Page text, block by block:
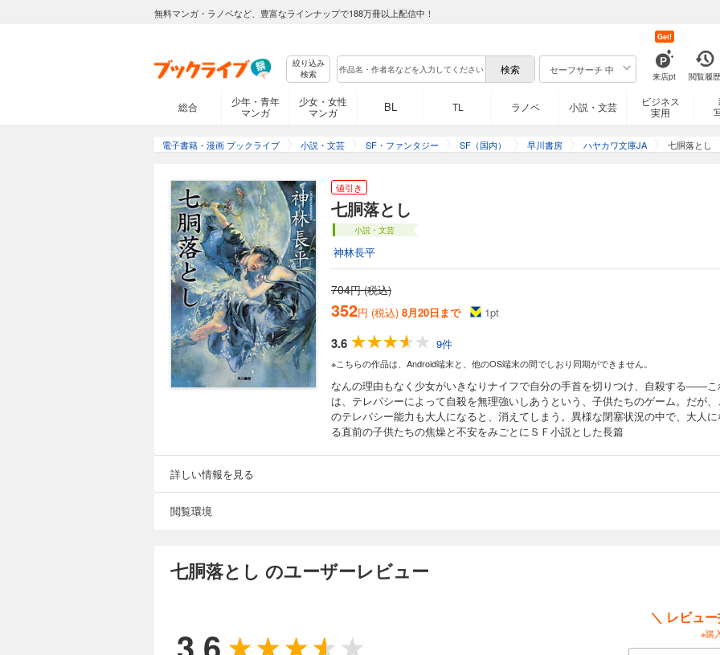
無料マンガ・ラノベなど、豊富なラインナップで188万冊以上配信中！
絞り込み
検索
セーフサーチ 中
来店pt
Get!
閲覧履歴
総合
少年・青年
マンガ
少女・女性
マンガ
BL TL ラノベ 小説・文芸
ビジネス
実用
電子書籍・漫画 ブックライブ 小説・文芸 SF・ファンタジー SF（国内） 早川書房 ハヤカワ文庫JA 七胴落とし
値引き
七胴落とし
小説・文芸
神林長平
704円 (税込)
352円 (税込) 8月20日まで 1pt
3.6 9件
※こちらの作品は、Android端末と、他のOS端末の間でしおり同期ができません。
なんの理由もなく少女がいきなりナイフで自分の手首を切りつけ、自殺する――こ
は、テレパシーによって自殺を無理強いしあうという、子供たちのゲーム。だが
のテレパシー能力も大人になると、消えてしまう。異様な閉塞状況の中で、大人
る直前の子供たちの焦燥と不安をみごとにＳＦ小説とした長篇
詳しい情報を見る
閲覧環境
七胴落とし のユーザーレビュー
＼ レビュ
※購